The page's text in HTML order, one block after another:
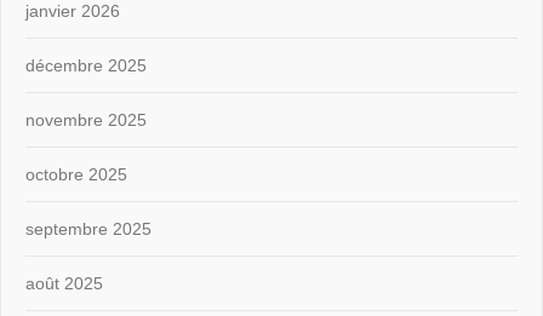
janvier 2026
décembre 2025
novembre 2025
octobre 2025
septembre 2025
août 2025